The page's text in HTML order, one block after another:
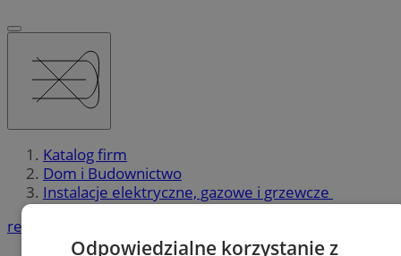
Katalog firm
Dom i Budownictwo
Instalacje elektryczne, gazowe i grzewcze
reklama
Odpowiedzialne korzystanie z